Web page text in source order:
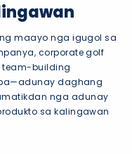
maayo nga igugol sa
corporate golf
team-building
daghang
nga adunay
sa kalingawan